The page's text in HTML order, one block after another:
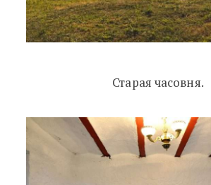
Старая часовня.